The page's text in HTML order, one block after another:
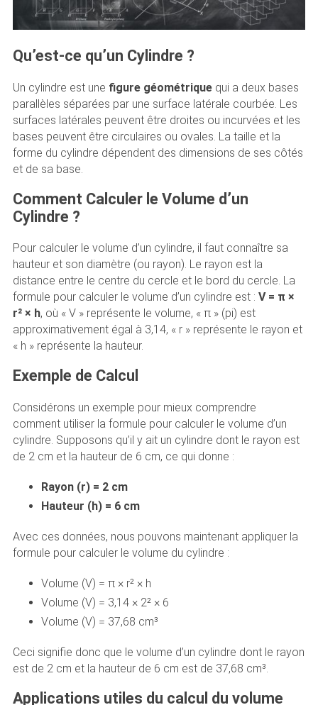
Qu’est-ce qu’un Cylindre ?
Un cylindre est une figure géométriquequi a deux bases
parallèles séparées par une surface latérale courbée. Les
surfaces latérales peuvent être droites ou incurvées et les
bases peuvent être circulaires ou ovales. La taille et la
forme du cylindre dépendent des dimensions de ses côtés
et de sa base.
Comment Calculer le Volume d’un
Cylindre ?
Pour calculer le volume d’un cylindre, il faut connaître sa
hauteur et son diamètre (ou rayon). Le rayon est la
distance entre le centre du cercle et le bord du cercle. La
formule pour calculer le volume d’un cylindre est : V = π ×
r² × h, où « V » représente le volume, « π » (pi) est
approximativement égal à 3,14, « r » représente le rayon et
« h » représente la hauteur.
Exemple de Calcul
Considérons un exemple pour mieux comprendre
comment utiliser la formule pour calculer le volume d’un
cylindre. Supposons qu’il y ait un cylindre dont le rayon est
de 2 cm et la hauteur de 6 cm, ce qui donne :
Rayon (r) = 2 cm
Hauteur (h) = 6 cm
Avec ces données, nous pouvons maintenant appliquer la
formule pour calculer le volume du cylindre :
Volume (V) = π × r² × h
Volume (V) = 3,14 × 2² × 6
Volume (V) = 37,68 cm³
Ceci signifie donc que le volume d’un cylindre dont le rayon
est de 2 cm et la hauteur de 6 cm est de 37,68 cm³.
Applications utiles du calcul du volume